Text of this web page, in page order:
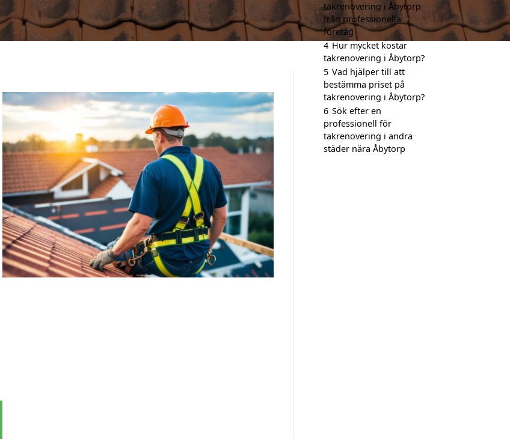
takrenovering i Åbytorp
från professionella
företag
4 Hur mycket kostar
takrenovering i Åbytorp?
5 Vad hjälper till att
bestämma priset på
takrenovering i Åbytorp?
6 Sök efter en
professionell för
takrenovering i andra
städer nära Åbytorp